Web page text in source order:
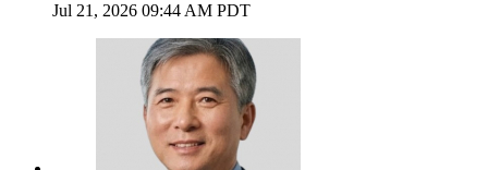
Jul 21, 2026 09:44 AM PDT